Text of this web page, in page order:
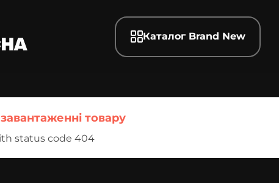
Каталог Brand New
товару
status code 404